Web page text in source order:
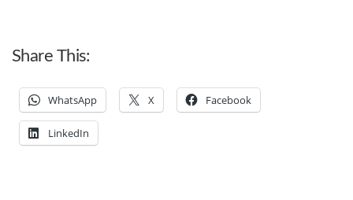
Share This:
WhatsApp X Facebook
LinkedIn